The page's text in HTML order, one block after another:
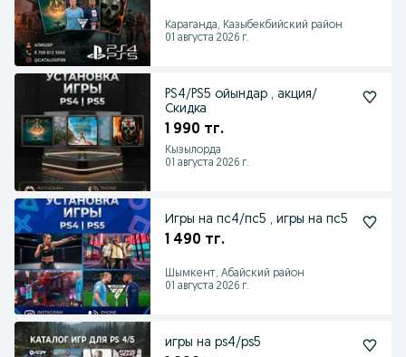
Караганда, Казыбекбийский район
01 августа 2026 г.
PS4/PS5 ойындар , акция/
Скидка
1 990 тг.
Кызылорда
01 августа 2026 г.
Игры на пс4/пс5 , игры на пс5
1 490 тг.
Шымкент, Абайский район
01 августа 2026 г.
игры на ps4/ps5